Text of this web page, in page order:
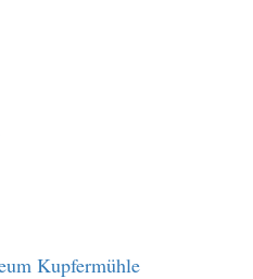
Kupfermühle